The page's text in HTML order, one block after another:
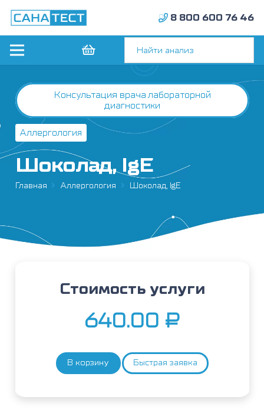
8 800 600 76 46
Консультация врача лабораторной
диагностики
Аллергология
Шоколад, IgE
Главная Аллергология Шоколад, IgE
Стоимость услуги
640.00 ₽
Количество
В корзину Быстрая заявка